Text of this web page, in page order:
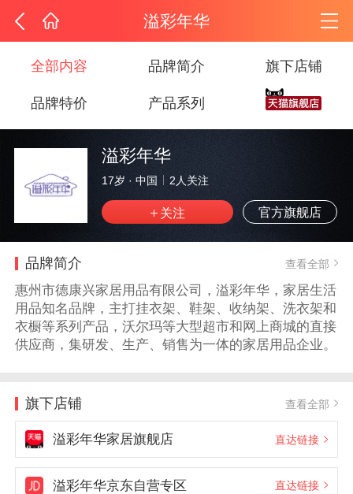
溢彩年华
全部内容 品牌简介 旗下店铺
品牌特价 产品系列
溢彩年华
17岁 · 中国 2 人关注
官方旗舰店
品牌简介 查看全部
惠州市德康兴家居用品有限公司，溢彩年华，家居生活
用品知名品牌，主打挂衣架、鞋架、收纳架、洗衣架和
衣橱等系列产品，沃尔玛等大型超市和网上商城的直接
供应商，集研发、生产、销售为一体的家居用品企业。
旗下店铺 查看全部
溢彩年华家居旗舰店 直达链接
溢彩年华京东自营专区 直达链接